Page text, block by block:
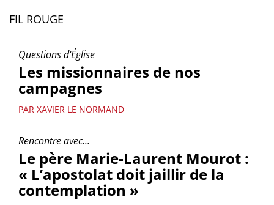
FIL ROUGE
Questions d'Église
Les missionnaires de nos
campagnes
PAR XAVIER LE NORMAND
Rencontre avec...
Le père Marie-Laurent Mourot :
« L’apostolat doit jaillir de la
contemplation »